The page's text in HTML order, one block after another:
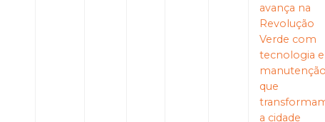
avança na
Revolução
Verde com
tecnologia e
que
a cidade